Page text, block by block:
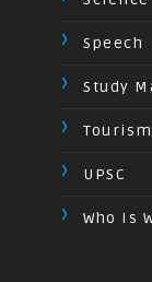
Speech
Study
Tourism
UPSC
Who Is